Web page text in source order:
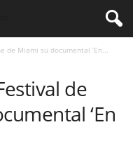
de Miami su documental ‘En...
de
‘En